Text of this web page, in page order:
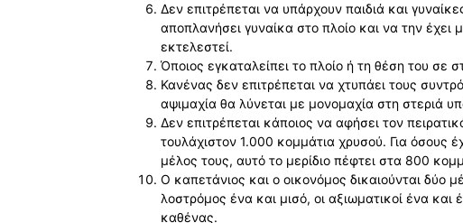
Δεν επιτρέπεται να υπάρχουν παιδιά και
αποπλανήσει γυναίκα στο πλοίο και να την
εκτελεστεί.
Όποιος εγκαταλείπει το πλοίο ή τη θέση του σε
Κανένας δεν επιτρέπεται να χτυπάει τους
αψιμαχία θα λύνεται με μονομαχία στη στεριά
Δεν επιτρέπεται κάποιος να αφήσει τον
τουλάχιστον 1.000 κομμάτια χρυσού. Για όσους
μέλος τους, αυτό το μερίδιο πέφτει στα 800
Ο καπετάνιος και ο οικονόμος δικαιούνται δύο
λοστρόμος ένα και μισό, οι αξιωματικοί ένα και
καθένας.